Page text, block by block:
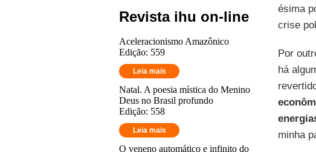
Revista ihu on-line
Aceleracionismo Amazônico
Edição: 559
Leia mais
Natal. A poesia mística do Menino
Deus no Brasil profundo
Edição: 558
Leia mais
O veneno automático e infinito do
ésima
crise
Por
há
minha